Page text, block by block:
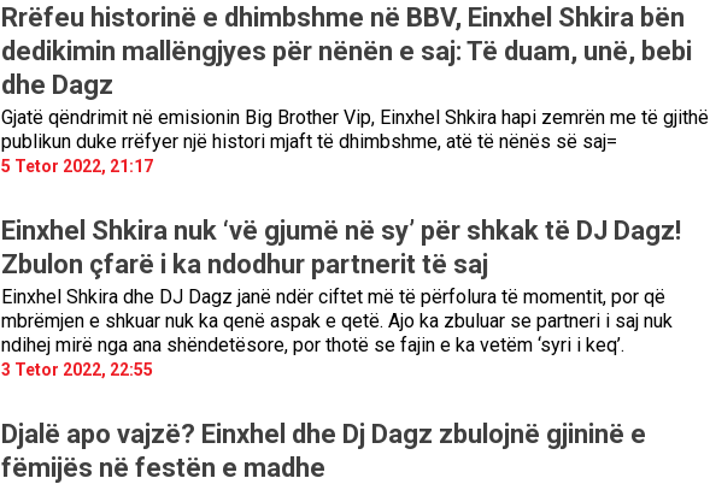
Rrëfeu historinë e dhimbshme në BBV, Einxhel Shkira bën
dedikimin mallëngjyes për nënën e saj: Të duam, unë, bebi
dhe Dagz
Gjatë qëndrimit në emisionin Big Brother Vip, Einxhel Shkira hapi zemrën me të gjithë
publikun duke rrëfyer një histori mjaft të dhimbshme, atë të nënës së saj=
5 Tetor 2022, 21:17
Einxhel Shkira nuk ‘vë gjumë në sy’ për shkak të DJ Dagz!
Zbulon çfarë i ka ndodhur partnerit të saj
Einxhel Shkira dhe DJ Dagz janë ndër ciftet më të përfolura të momentit, por që
mbrëmjen e shkuar nuk ka qenë aspak e qetë. Ajo ka zbuluar se partneri i saj nuk
ndihej mirë nga ana shëndetësore, por thotë se fajin e ka vetëm ‘syri i keq’.
3 Tetor 2022, 22:55
Djalë apo vajzë? Einxhel dhe Dj Dagz zbulojnë gjininë e
fëmijës në festën e madhe